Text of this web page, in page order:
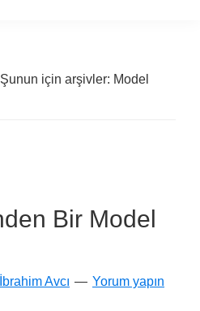
için arşivler: Model
Bir Model
İbrahim Avcı Yorum yapın